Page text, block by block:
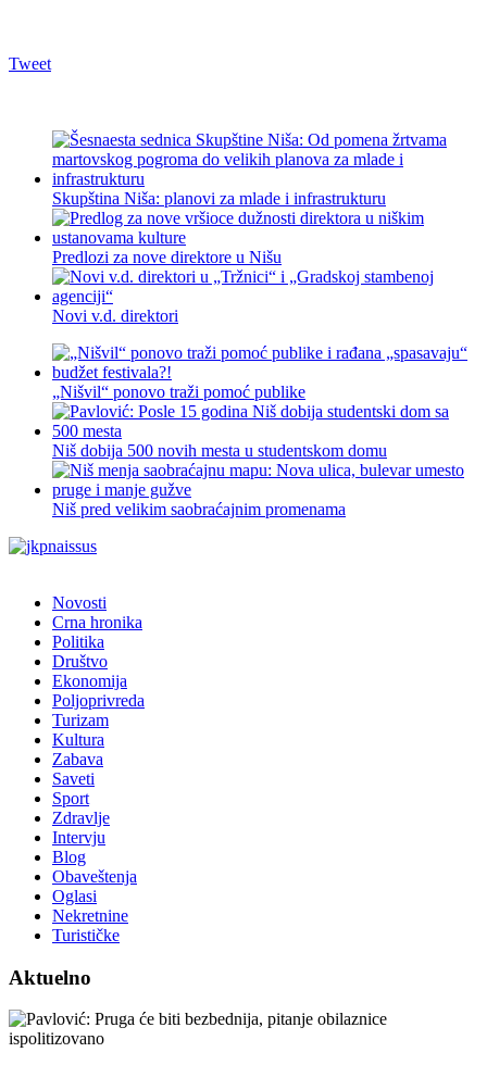
Tweet
Skupština Niša: planovi za mlade i infrastrukturu
Predlozi za nove direktore u Nišu
Novi v.d. direktori
„Nišvil“ ponovo traži pomoć publike
Niš dobija 500 novih mesta u studentskom domu
Niš pred velikim saobraćajnim promenama
Novosti
Crna hronika
Politika
Društvo
Ekonomija
Poljoprivreda
Turizam
Kultura
Zabava
Saveti
Sport
Zdravlje
Intervju
Blog
Obaveštenja
Oglasi
Nekretnine
Turističke
Aktuelno